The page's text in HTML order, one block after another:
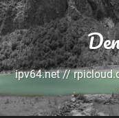
ipv64.net //